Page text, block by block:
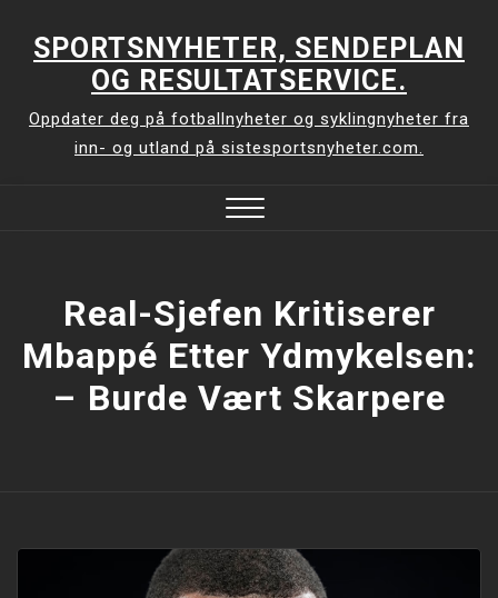
SPORTSNYHETER, SENDEPLAN
OG RESULTATSERVICE.
Oppdater deg på fotballnyheter og syklingnyheter fra
inn- og utland på sistesportsnyheter.com.
Real-Sjefen Kritiserer
Mbappé Etter Ydmykelsen:
–⁠ Burde Vært Skarpere